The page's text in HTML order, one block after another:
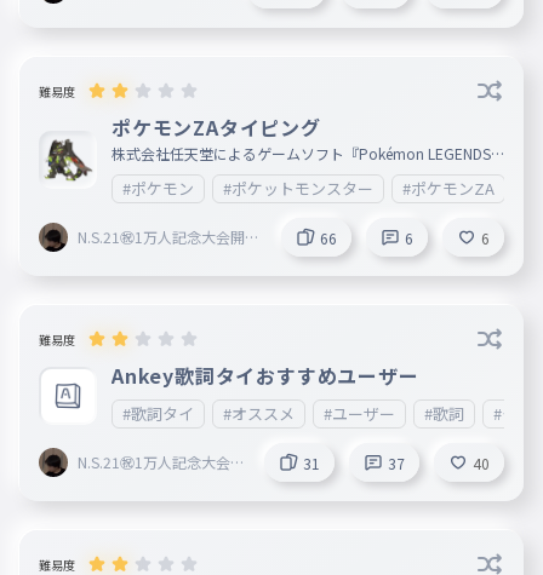
難易度
ポケモンZAタイピング
株式会社任天堂によるゲームソフト『Pokémon LEGENDS Z
-A』に登場するポケモンタイピングです
#ポケモン #ポケットモンスター #ポケモンZA
N.S.21㊗︎1万人記念大会開催
66 6 6
難易度
Ankey歌詞タイおすすめユーザー
#歌詞タイ #オススメ #ユーザー #歌詞 #タイ
N.S.21㊗︎1万人記念大会開
31 37 40
難易度